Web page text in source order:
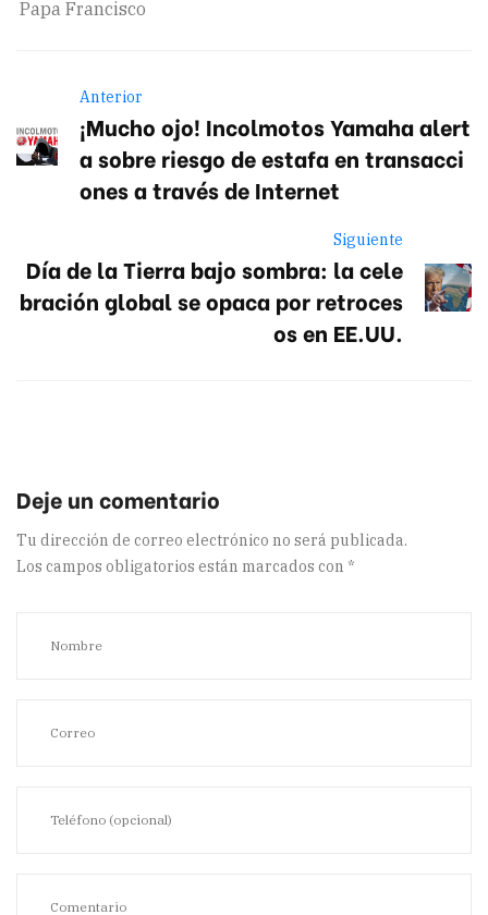
Papa Francisco
Anterior
¡Mucho ojo! Incolmotos Yamaha alert
a sobre riesgo de estafa en transacci
ones a través de Internet
Siguiente
Día de la Tierra bajo sombra: la cele
bración global se opaca por retroces
os en EE.UU.
Tu dirección de correo electrónico no será publicada.
Los campos obligatorios están marcados con *